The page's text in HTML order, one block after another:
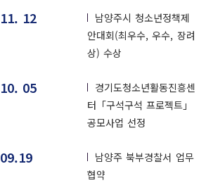
11. 12
남양주시 청소년정책제
안대회(최우수, 우수, 장려
상) 수상
10. 05
경기도청소년활동진흥센
터「구석구석 프로젝트」
공모사업 선정
09.19
남양주 북부경찰서 업무
협약